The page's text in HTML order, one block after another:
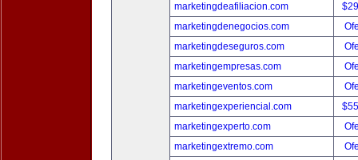
marketingdeafiliacion.com
marketingdenegocios.com
marketingdeseguros.com
marketingempresas.com
marketingeventos.com
marketingexperiencial.com
marketingexperto.com
marketingextremo.com